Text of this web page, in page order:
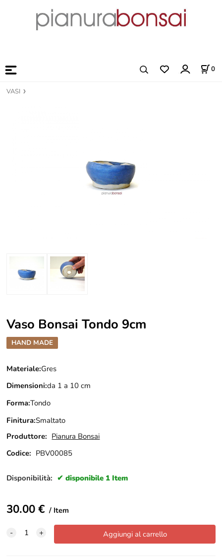
0
VASI
Vaso Bonsai Tondo 9cm
HAND MADE
Materiale:Gres
Dimensioni:da 1 a 10 cm
Forma:Tondo
Finitura:Smaltato
Produttore: Pianura Bonsai
Codice: PBV00085
Disponibilità: disponibile 1 Item
30.00€ Item